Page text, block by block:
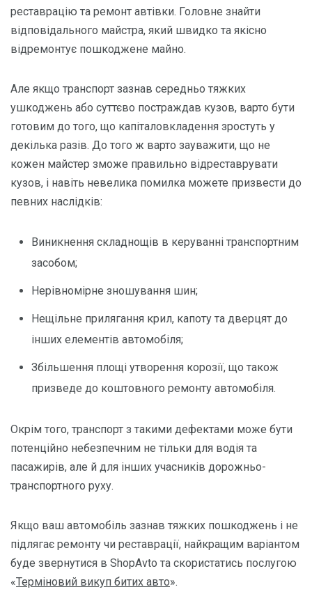
реставрацію та ремонт автівки. Головне знайти
відповідального майстра, який швидко та якісно
відремонтує пошкоджене майно.
Але якщо транспорт зазнав середньо тяжких
ушкоджень або суттєво постраждав кузов, варто бути
готовим до того, що капіталовкладення зростуть у
декілька разів. До того ж варто зауважити, що не
кожен майстер зможе правильно відреставрувати
кузов, і навіть невелика помилка можете призвести до
певних наслідків:
Виникнення складнощів в керуванні транспортним
засобом;
Нерівномірне зношування шин;
Нещільне прилягання крил, капоту та дверцят до
інших елементів автомобіля;
Збільшення площі утворення корозії, що також
призведе до коштовного ремонту автомобіля.
Окрім того, транспорт з такими дефектами може бути
потенційно небезпечним не тільки для водія та
пасажирів, але й для інших учасників дорожньо-
транспортного руху.
Якщо ваш автомобіль зазнав тяжких пошкоджень і не
підлягає ремонту чи реставрації, найкращим варіантом
буде звернутися в ShopAvto та скористатись послугою
«Терміновий викуп битих авто».